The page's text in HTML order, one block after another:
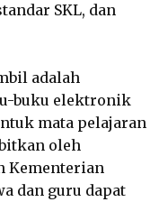
SKL, dan
adalah
buku elektronik
mata pelajaran
oleh
Kementerian
dan guru dapat